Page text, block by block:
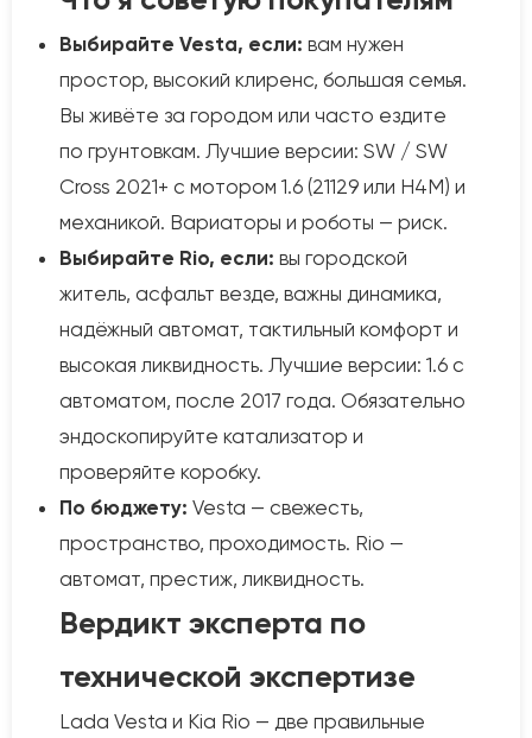
Выбирайте Vesta, если: вам нужен
простор, высокий клиренс, большая семья.
Вы живёте за городом или часто ездите
по грунтовкам. Лучшие версии: SW / SW
Cross 2021+ с мотором 1.6 (21129 или H4M) и
механикой. Вариаторы и роботы — риск.
Выбирайте Rio, если: вы городской
житель, асфальт везде, важны динамика,
надёжный автомат, тактильный комфорт и
высокая ликвидность. Лучшие версии: 1.6 с
автоматом, после 2017 года. Обязательно
эндоскопируйте катализатор и
проверяйте коробку.
По бюджету: Vesta — свежесть,
пространство, проходимость. Rio —
автомат, престиж, ликвидность.
Вердикт эксперта по
технической экспертизе
Lada Vesta и Kia Rio — две правильные